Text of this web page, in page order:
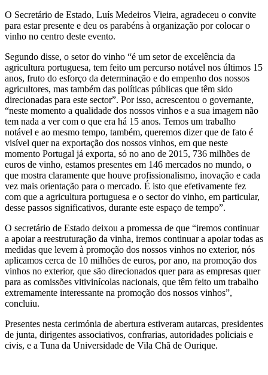
O Secretário de Estado, Luís Medeiros Vieira, agradeceu o convite
para estar presente e deu os parabéns à organização por colocar o
vinho no centro deste evento.
Segundo disse, o setor do vinho “é um setor de excelência da
agricultura portuguesa, tem feito um percurso notável nos últimos 15
anos, fruto do esforço da determinação e do empenho dos nossos
agricultores, mas também das políticas públicas que têm sido
direcionadas para este sector”. Por isso, acrescentou o governante,
“neste momento a qualidade dos nossos vinhos e a sua imagem não
tem nada a ver com o que era há 15 anos. Temos um trabalho
notável e ao mesmo tempo, também, queremos dizer que de fato é
visível quer na exportação dos nossos vinhos, em que neste
momento Portugal já exporta, só no ano de 2015, 736 milhões de
euros de vinho, estamos presentes em 146 mercados no mundo, o
que mostra claramente que houve profissionalismo, inovação e cada
vez mais orientação para o mercado. É isto que efetivamente fez
com que a agricultura portuguesa e o sector do vinho, em particular,
desse passos significativos, durante este espaço de tempo”.
O secretário de Estado deixou a promessa de que “iremos continuar
a apoiar a reestruturação da vinha, iremos continuar a apoiar todas as
medidas que levem à promoção dos nossos vinhos no exterior, nós
aplicamos cerca de 10 milhões de euros, por ano, na promoção dos
vinhos no exterior, que são direcionados quer para as empresas quer
para as comissões vitivinícolas nacionais, que têm feito um trabalho
extremamente interessante na promoção dos nossos vinhos”,
concluiu.
Presentes nesta cerimónia de abertura estiveram autarcas, presidentes
de junta, dirigentes associativos, confrarias, autoridades policiais e
civis, e a Tuna da Universidade de Vila Chã de Ourique.